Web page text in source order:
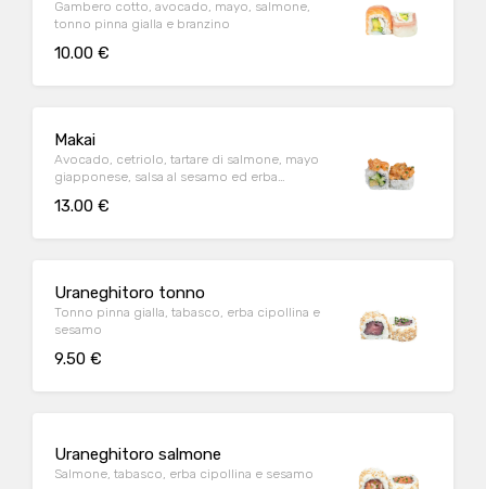
Gambero cotto, avocado, mayo, salmone,
tonno pinna gialla e branzino
10.00 €
Makai
Avocado, cetriolo, tartare di salmone, mayo
giapponese, salsa al sesamo ed erba
13.00 €
Uraneghitoro tonno
Tonno pinna gialla, tabasco, erba cipollina e
sesamo
9.50 €
Uraneghitoro salmone
Salmone, tabasco, erba cipollina e sesamo